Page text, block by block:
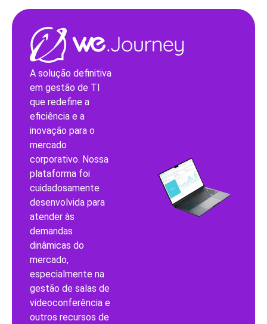
A solução definitiva
em gestão de TI
que redefine a
eficiência e a
inovação para o
mercado
corporativo. Nossa
plataforma foi
cuidadosamente
desenvolvida para
atender às
demandas
dinâmicas do
mercado,
especialmente na
gestão de salas de
videoconferência e
outros recursos de